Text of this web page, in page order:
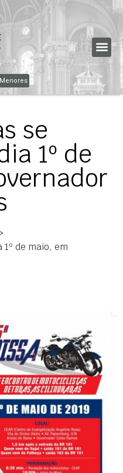
se
1º de
de maio, em